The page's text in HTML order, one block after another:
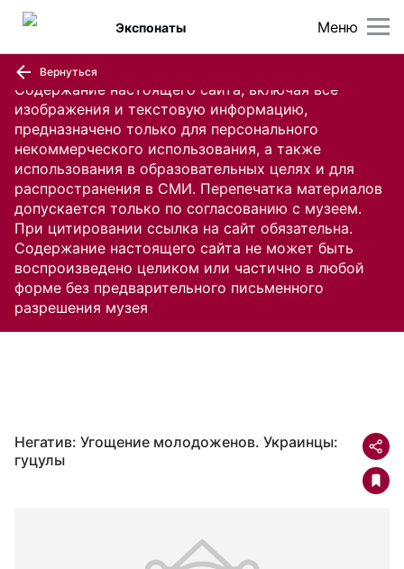
Содержание настоящего сайта, включая все
изображения и текстовую информацию,
предназначено только для персонального
некоммерческого использования, а также
использования в образовательных целях и для
распространения в СМИ. Перепечатка материалов
допускается только по согласованию с музеем.
При цитировании ссылка на сайт обязательна.
Содержание настоящего сайта не может быть
воспроизведено целиком или частично в любой
форме без предварительного письменного
разрешения музея
Меню
Экспонаты
Вернуться
Негатив: Угощение молодоженов. Украинцы:
гуцулы